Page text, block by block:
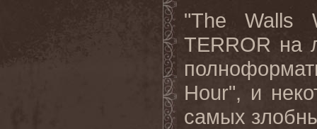
"The
TERROR на
Hour", и
самых